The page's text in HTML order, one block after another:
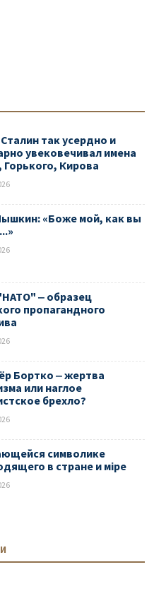
так усердно и
увековечивал имена
Горького, Кирова
«Боже мой, как вы
‒ образец
пропагандного
Бортко ‒ жертва
или наглое
брехло?
символике
в стране и мiре